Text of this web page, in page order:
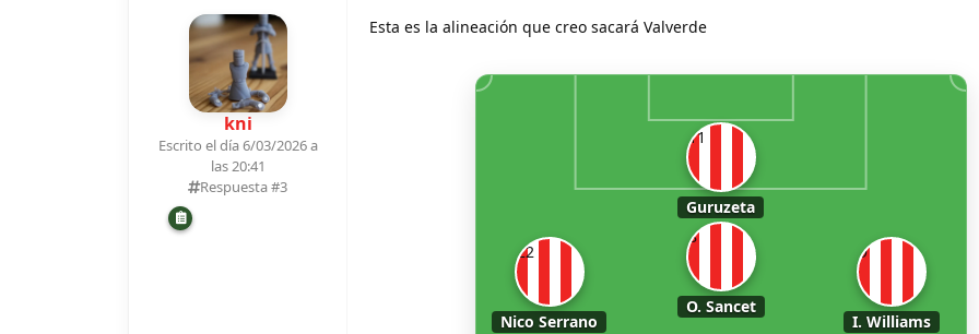
kni
Escrito el día 6/03/2026 a
las 20:41
Respuesta #3
Esta es la alineación que creo sacará Valverde
22
Nico Serrano
8
O. Sancet
9
I. Williams
11
Guruzeta